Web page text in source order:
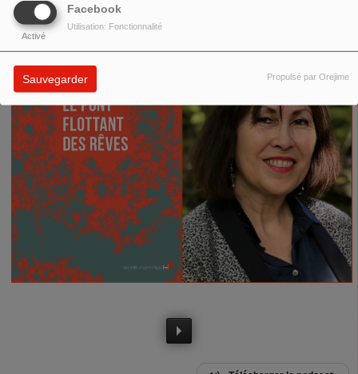
Facebook
Activé
Utilisation: Fonctionnalité
Sauvegarder Propulsé par Orejime
Une émission enregistrée à Kyoto.